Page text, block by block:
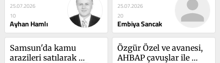
25.07.2026
10
Ayhan Hamlı
25.07.2026
20
Embiya Sancak
Samsun'da kamu
arazileri satılarak
Özgür Özel ve avanesi,
AHBAP çavuşlar ile